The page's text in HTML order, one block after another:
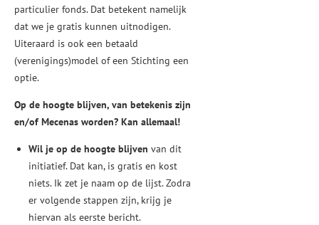
particulier fonds. Dat betekent namelijk
dat we je gratis kunnen uitnodigen.
Uiteraard is ook een betaald
(verenigings)model of een Stichting een
optie.
Op de hoogte blijven, van betekenis zijn
en/of Mecenas worden? Kan allemaal!
Wil je op de hoogte blijven van dit
initiatief. Dat kan, is gratis en kost
niets. Ik zet je naam op de lijst. Zodra
er volgende stappen zijn, krijg je
hiervan als eerste bericht.